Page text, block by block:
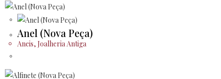
Anel (Nova Peça)
Aneis, Joalheria Antiga